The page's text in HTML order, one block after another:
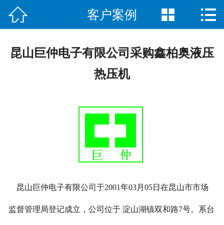
首页
联系我们
 客户案例  
昆山巨仲电子有限公司采购鑫柏奥液压
热压机
昆山巨仲电子有限公司于2001年03月05日在昆山市市场
监督管理局登记成立，公司位于 淀山湖镇双和路7号。系台